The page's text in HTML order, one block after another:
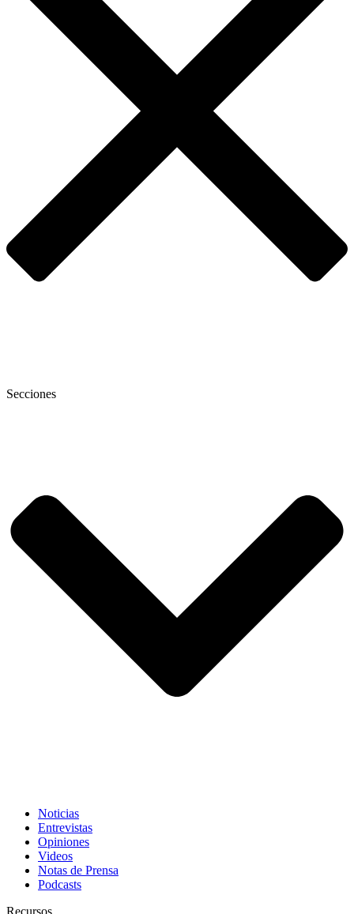
Secciones
Noticias
Entrevistas
Opiniones
Videos
Notas de Prensa
Podcasts